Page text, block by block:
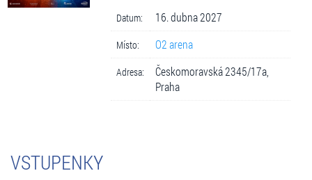
Datum: 16. dubna 2027
Místo: O2 arena
Adresa:
Českomoravská 2345/17a,
Praha
VSTUPENKY